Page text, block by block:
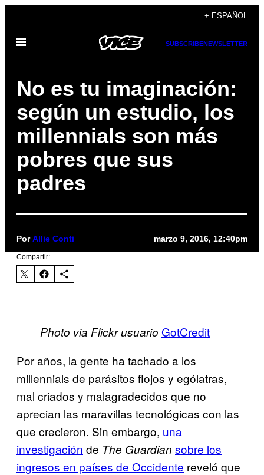
contenido
+ ESPAÑOL
Abrir
SUBSCRIBENEWSLETTER
No es tu imaginación:
según un estudio, los
millennials son más
pobres que sus
padres
PorAllie Conti marzo 9, 2016, 12:40pm
Compartir:
Photo via Flickr usuario GotCredit
Por años, la gente ha tachado a los
millennials de parásitos flojos y ególatras,
mal criados y malagradecidos que no
aprecian las maravillas tecnológicas con las
que crecieron. Sin embargo, una
investigación de The Guardian sobre los
ingresos en países de Occidente reveló que